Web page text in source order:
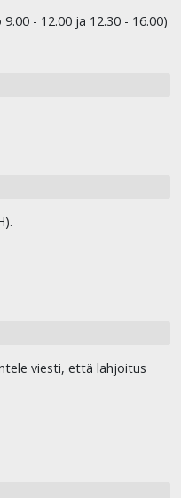
- 12.00 ja 12.30 - 16.00)
viesti, että lahjoitus